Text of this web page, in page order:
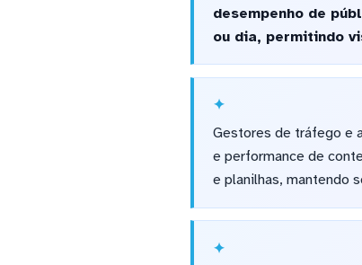
desempenho de
ou dia, permitindo
Gestores de tráfego e
e performance de
e planilhas, mantendo